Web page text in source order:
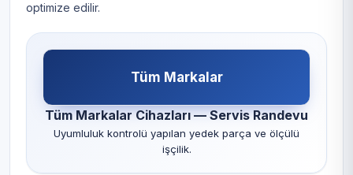
optimize edilir.
Tüm Markalar
Tüm Markalar Cihazları — Servis Randevu
Uyumluluk kontrolü yapılan yedek parça ve ölçülü
işçilik.